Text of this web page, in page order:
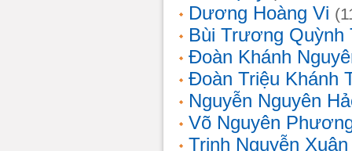
Dương Hoàng Vi
Bùi Trương Quỳnh
Đoàn Khánh
Đoàn Triệu Khánh
Nguyễn Nguyên
Võ Nguyên
Trịnh Nguyễn